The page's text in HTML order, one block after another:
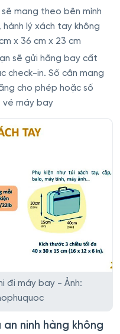
mang theo bên mình
hành lý xách tay không
x 36 cm x 23 cm
sẽ gửi hãng bay cất
check-in. Số cân mang
cho phép hoặc số
vé máy bay
đi máy bay - Ảnh:
ninh hàng không